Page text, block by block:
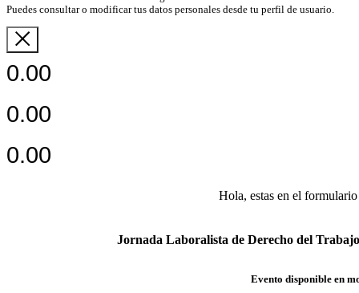
Puedes consultar o modificar tus datos personales desde tu perfil de usuario.
0.00
0.00
0.00
Hola, estas en el
Jornada Laboralista de Derecho del
Evento disponible en